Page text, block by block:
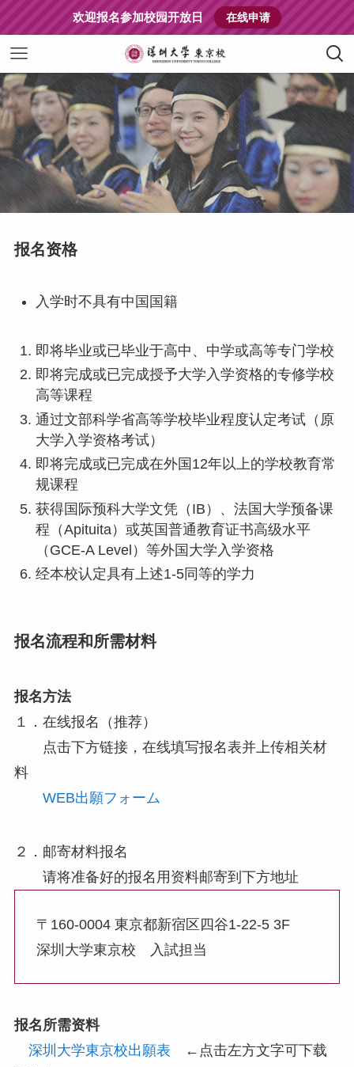
欢迎报名参加校园开放日 在线申请
报名资格
入学时不具有中国国籍
即将毕业或已毕业于高中、中学或高等专门学校
即将完成或已完成授予大学入学资格的专修学校
高等课程
通过文部科学省高等学校毕业程度认定考试（原
大学入学资格考试）
即将完成或已完成在外国12年以上的学校教育常
规课程
获得国际预科大学文凭（IB）、法国大学预备课
程（Apituita）或英国普通教育证书高级水平
（GCE-A Level）等外国大学入学资格
经本校认定具有上述1-5同等的学力
报名流程和所需材料
报名方法
１．在线报名（推荐）
点击下方链接，在线填写报名表并上传相关材
料
WEB出願フォーム
２．邮寄材料报名
请将准备好的报名用资料邮寄到下方地址
〒160-0004 東京都新宿区四谷1-22-5 3F
深圳大学東京校 入試担当
报名所需资料
深圳大学東京校出願表 ←点击左方文字可下载